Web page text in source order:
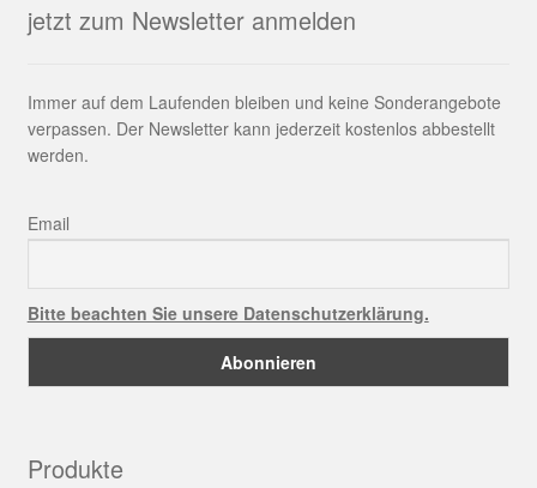
jetzt zum Newsletter anmelden
Immer auf dem Laufenden bleiben und keine Sonderangebote
verpassen. Der Newsletter kann jederzeit kostenlos abbestellt
werden.
Email
Bitte beachten Sie unsere Datenschutzerklärung.
Produkte